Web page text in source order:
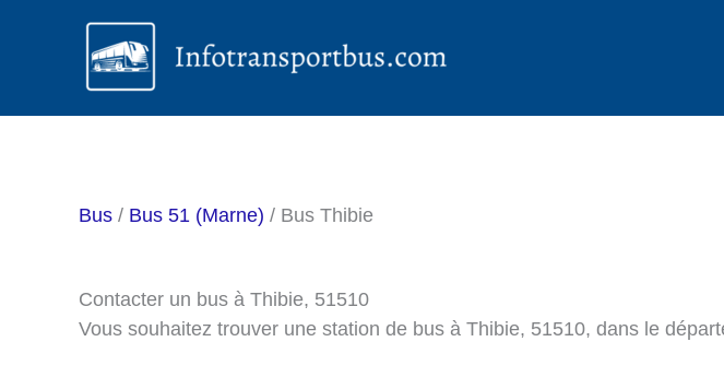
Bus / Bus 51 (Marne) / Bus Thibie
Contacter un bus à Thibie, 51510
Vous souhaitez trouver une station de bus à Thibie, 51510, dans le